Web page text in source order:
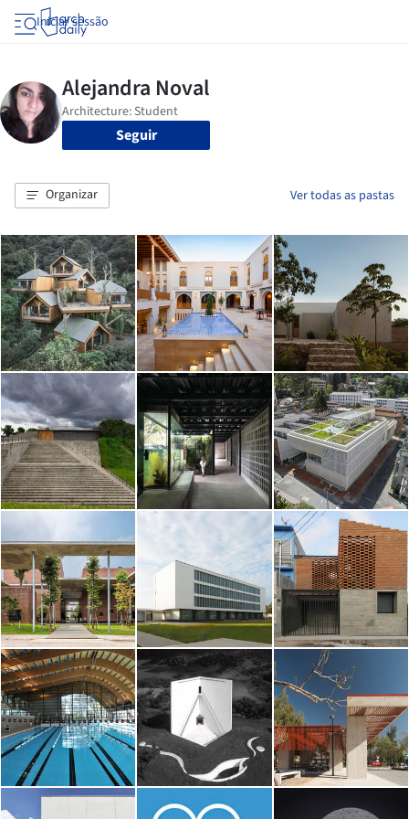
Iniciar sessão
Seguir
Organizar Ver todas as pastas